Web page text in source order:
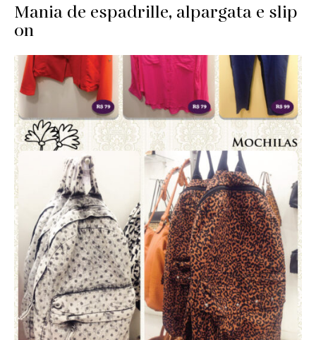
Mania de espadrille, alpargata e slip
on